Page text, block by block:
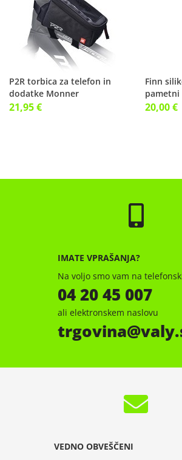
P2R torbica za telefon in
dodatke Monner
21,95 €
Finn
pametni
20,00 €
IMATE VPRAŠANJA?
Na voljo smo vam na
04 20 45 007
ali elektronskem naslovu
trgovina
VEDNO OBVEŠČENI